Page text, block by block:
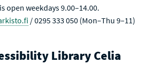
open weekdays 9.00–14.00.
/ 0295 333 050 (Mon–Thu 9–11)
Library Celia